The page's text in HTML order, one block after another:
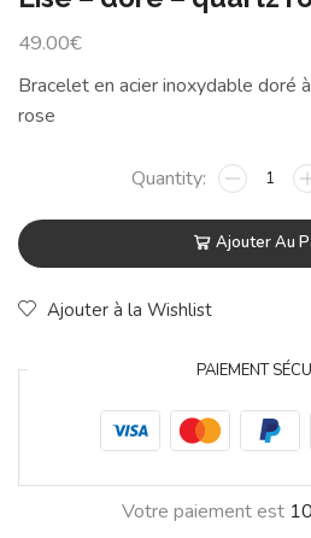
49.00€
Bracelet en acier inoxydable doré
rose
Ajouter Au
Ajouter à la Wishlist
PAIEMENT
Votre paiement est